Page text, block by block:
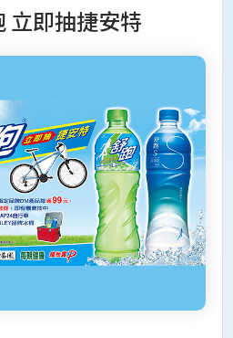
立即抽捷安特